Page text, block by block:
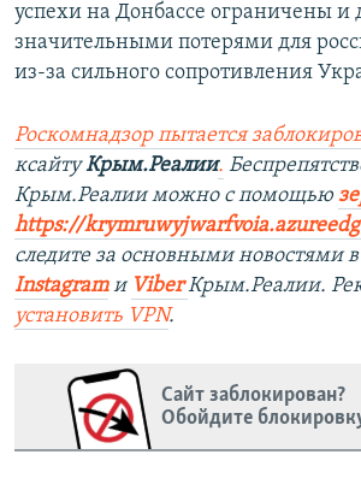
успехи на Донбассе ограничены и
значительными потерями для
из-за сильного сопротивления
Роскомнадзор пытается
ксайтуКрым.Реалии.
Крым.Реалии можно с помощью
https://
следите за основными новостями в
Instagram и ViberКрым.Реалии.
установить VPN.
Сайт заблокирован?
Обойдите